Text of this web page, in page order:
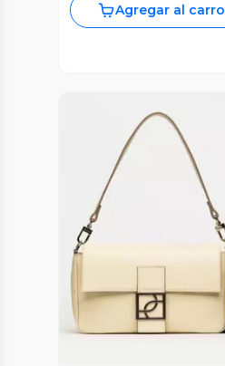
Agregar al carro
Vista Previa